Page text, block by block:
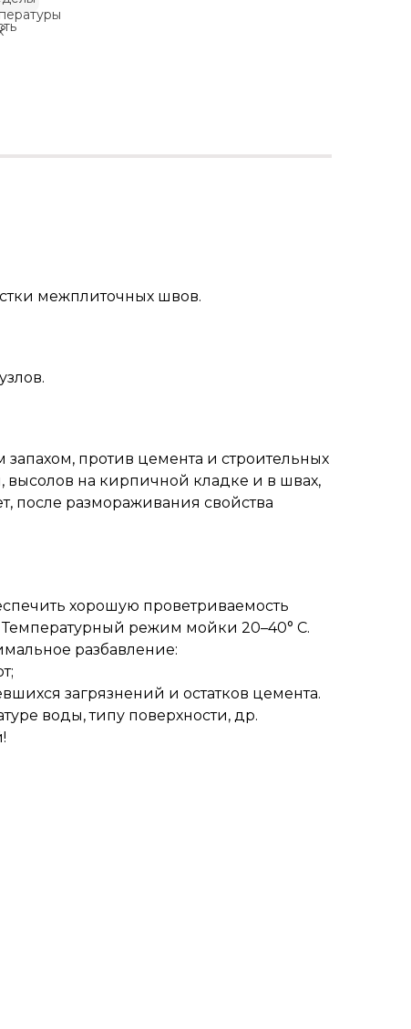
межплиточных швов.
против цемента и строительных
высолов на кирпичной кладке и в швах,
после размораживания свойства
хорошую проветриваемость
Температурный режим мойки 20–40° С.
разбавление:
загрязнений и остатков цемента.
воды, типу поверхности, др.